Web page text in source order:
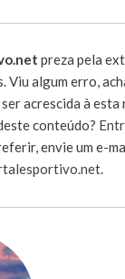
preza pela
Viu algum erro,
acrescida à
conteúdo?
envie um e-
.